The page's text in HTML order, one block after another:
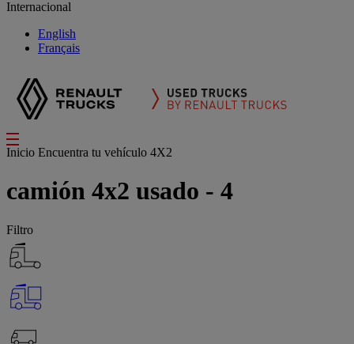
Internacional
English
Français
Inicio Encuentra tu vehículo 4X2
camión 4x2 usado - 4
Filtro